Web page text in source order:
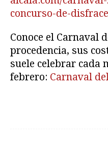
concurso-de-
Conoce el Carnaval
procedencia, sus
suele celebrar cada
febrero: Carnaval